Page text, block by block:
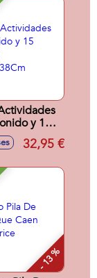
y 15
32,95 €
- 13 %